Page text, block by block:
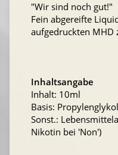
"Wir sind noch gut!"
Fein abgereifte
aufgedruckten MHD
Inhaltsangabe
Inhalt: 10ml
Basis:
Sonst.:
Nikotin bei 'Non')